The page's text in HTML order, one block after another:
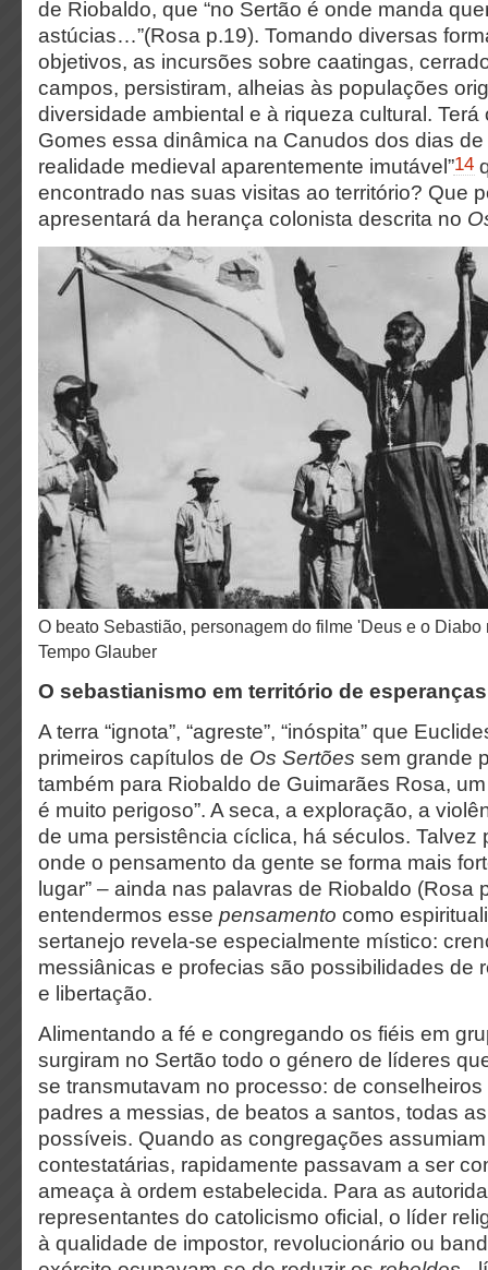
de Riobaldo, que “no Sertão é onde manda
astúcias…”(Rosa p.19). Tomando diversas
objetivos, as incursões sobre caatingas,
campos, persistiram, alheias às populações
diversidade ambiental e à riqueza cultural.
Gomes essa dinâmica na Canudos dos dias de
realidade medieval aparentemente imutável”14
encontrado nas suas visitas ao território? Que
apresentará da herança colonista descrita no
O beato Sebastião, personagem do filme 'Deus e o Diabo na Terra do Sol', acervo
Tempo Glauber
O sebastianismo em território de
A terra “ignota”, “agreste”, “inóspita” que
primeiros capítulos de Os Sertões sem grande
também para Riobaldo de Guimarães Rosa,
é muito perigoso”. A seca, a exploração, a
de uma persistência cíclica, há séculos. Talvez
onde o pensamento da gente se forma mais
lugar” – ainda nas palavras de Riobaldo (Rosa
entendermos esse pensamento como
sertanejo revela-se especialmente místico:
messiânicas e profecias são possibilidades de
e libertação.
Alimentando a fé e congregando os fiéis em
surgiram no Sertão todo o género de líderes
se transmutavam no processo: de
padres a messias, de beatos a santos, todas
possíveis. Quando as congregações
contestatárias, rapidamente passavam a ser
ameaça à ordem estabelecida. Para as
representantes do catolicismo oficial, o líder
à qualidade de impostor, revolucionário ou